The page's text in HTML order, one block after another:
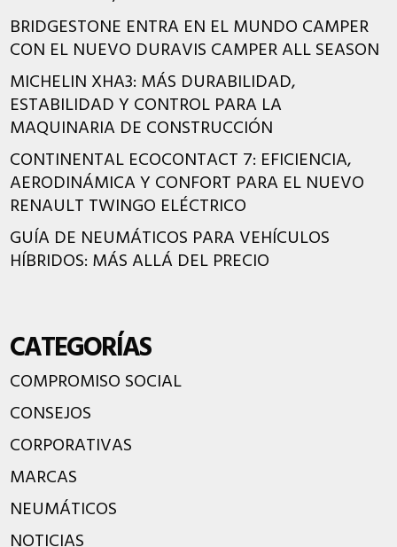
BRIDGESTONE ENTRA EN EL MUNDO CAMPER
CON EL NUEVO DURAVIS CAMPER ALL SEASON
MICHELIN XHA3: MÁS DURABILIDAD,
ESTABILIDAD Y CONTROL PARA LA
MAQUINARIA DE CONSTRUCCIÓN
CONTINENTAL ECOCONTACT 7: EFICIENCIA,
AERODINÁMICA Y CONFORT PARA EL NUEVO
RENAULT TWINGO ELÉCTRICO
GUÍA DE NEUMÁTICOS PARA VEHÍCULOS
HÍBRIDOS: MÁS ALLÁ DEL PRECIO
CATEGORÍAS
COMPROMISO SOCIAL
CONSEJOS
CORPORATIVAS
MARCAS
NEUMÁTICOS